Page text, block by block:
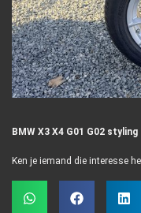
BMW X3 X4 G01 G02
Ken je iemand die interesse